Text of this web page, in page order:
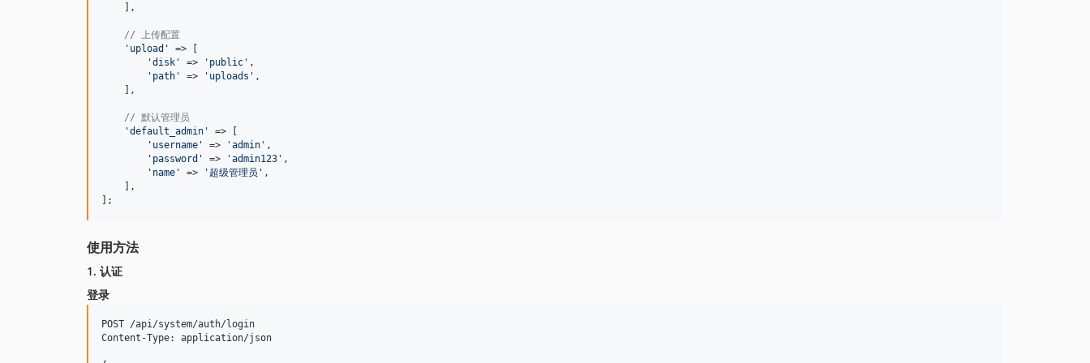
    ],
// 上传配置
' upload '
=> [
'disk ' => ' public ' ,
' path ' => ' uploads ' ,
    ],
// 默认管理员
'default_admin '
=> [
' username ' => 'admin ' ,
' password ' => 'admin123 ' ,
' name ' => ' 超级管理员 ' ,
    ],
];
使用方法
1. 认证
登录
POST /api/system/auth/login
Content-Type: application/json